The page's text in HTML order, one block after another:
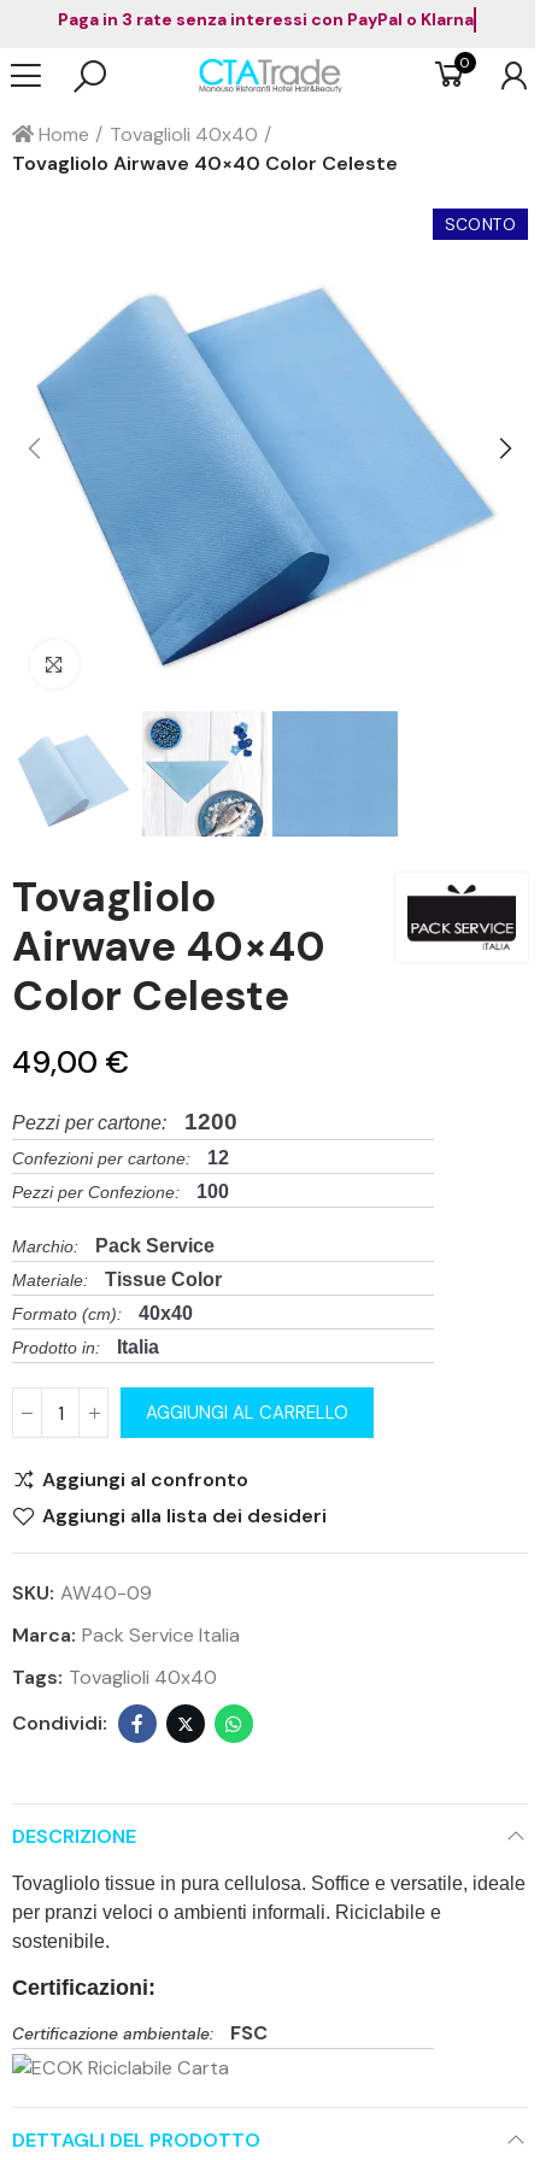
Paga in 3 rate senza interessi con PayPal o Klarna
0
Home
Tovaglioli 40x40
Tovagliolo Airwave 40×40 Color Celeste
SCONTO
Clicca per ingrandire
Tovagliolo
Airwave 40×40
Color Celeste
49,00 €
Pezzi per cartone: 1200
Confezioni per cartone: 12
Pezzi per Confezione: 100
Marchio: Pack Service
Materiale: Tissue Color
Formato (cm): 40x40
Prodotto in: Italia
AGGIUNGI AL CARRELLO
Aggiungi al confronto
Aggiungi alla lista dei desideri
SKU: AW40-09
Marca: Pack Service Italia
Tags: Tovaglioli 40x40
DESCRIZIONE
Tovagliolo tissue in pura cellulosa. Soffice e versatile, ideale
per pranzi veloci o ambienti informali. Riciclabile e
sostenibile.
Certificazioni:
Certificazione ambientale: FSC
DETTAGLI DEL PRODOTTO